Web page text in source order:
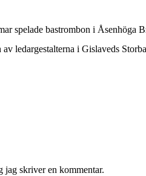
spelade bastrombon i
ledargestalterna i Gislaveds
jag skriver en kommentar.